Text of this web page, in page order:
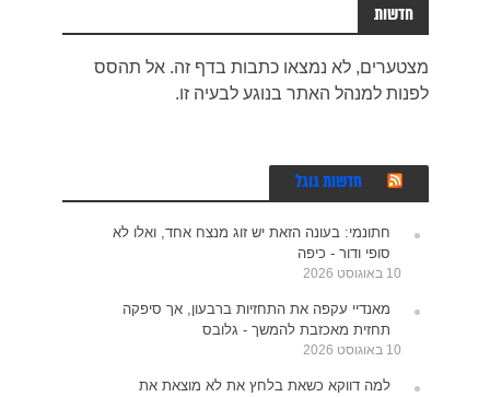
חדשות
מצטערים, לא נמצאו כתבות בדף זה. אל תהסס
לפנות למנהל האתר בנוגע לבעיה זו.
חדשות גוגל
חתונמי: בעונה הזאת יש זוג מנצח אחד, ואלו לא
סופי ודור - כיפה
10 באוגוסט 2026
מאנדיי עקפה את התחזיות ברבעון, אך סיפקה
תחזית מאכזבת להמשך - גלובס
10 באוגוסט 2026
למה דווקא כשאת בלחץ את לא מוצאת את